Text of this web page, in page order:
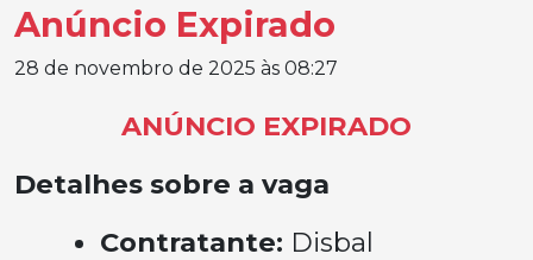
Anúncio Expirado
28 de novembro de 2025 às 08:27
ANÚNCIO EXPIRADO
Detalhes sobre a vaga
Contratante: Disbal